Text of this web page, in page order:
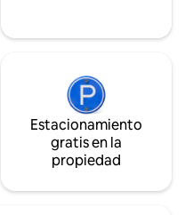
Estacionamiento
gratis en la
propiedad